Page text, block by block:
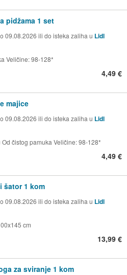
pidžama 1 set
09.08.2026 ili do isteka zaliha u Lidl
Veličine: 98-128*
4,49 €
majice
09.08.2026 ili do isteka zaliha u Lidl
čistog pamuka Veličine: 98-128*
4,49 €
šator 1 kom
09.08.2026 ili do isteka zaliha u Lidl
cm
13,99 €
za sviranje 1 kom